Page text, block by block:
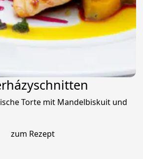
Torte mit Mandelbiskuit und
zum Rezept